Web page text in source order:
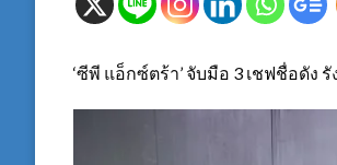
‘ซีพี แอ็กซ์ตร้า’ จับมือ 3 เชฟชื่อดัง